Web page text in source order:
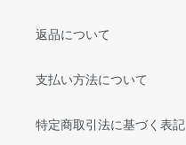
返品について
支払い方法について
特定商取引法に基づく表記